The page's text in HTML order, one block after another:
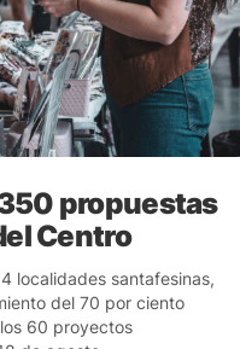
propuestas
Centro
localidades santafesinas,
del 70 por ciento
60 proyectos